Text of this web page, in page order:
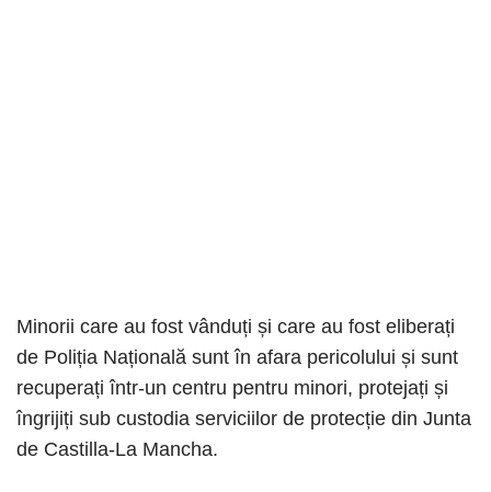
Minorii care au fost vânduți și care au fost eliberați
de Poliția Națională sunt în afara pericolului și sunt
recuperați într-un centru pentru minori, protejați și
îngrijiți sub custodia serviciilor de protecție din Junta
de Castilla-La Mancha.